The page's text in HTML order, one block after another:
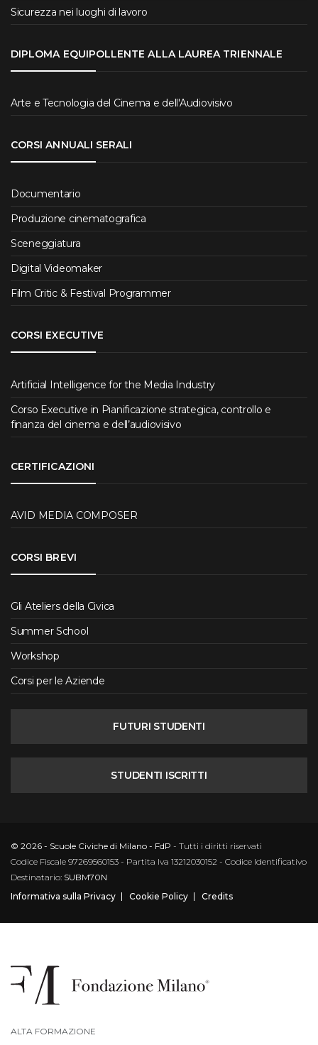
Sicurezza nei luoghi di lavoro
DIPLOMA EQUIPOLLENTE ALLA LAUREA TRIENNALE
Arte e Tecnologia del Cinema e dell'Audiovisivo
CORSI ANNUALI SERALI
Documentario
Produzione cinematografica
Sceneggiatura
Digital Videomaker
Film Critic & Festival Programmer
CORSI EXECUTIVE
Artificial Intelligence for the Media Industry
Corso Executive in Pianificazione strategica, controllo e
finanza del cinema e dell’audiovisivo
CERTIFICAZIONI
AVID MEDIA COMPOSER
CORSI BREVI
Gli Ateliers della Civica
Summer School
Workshop
Corsi per le Aziende
FUTURI STUDENTI
STUDENTI ISCRITTI
© 2026 - Scuole Civiche di Milano - FdP - Tutti i diritti riservati
Codice Fiscale 97269560153 - Partita Iva 13212030152 - Codice Identificativo
Destinatario: SUBM70N
Informativa sulla Privacy
Cookie Policy Credits
ALTA FORMAZIONE